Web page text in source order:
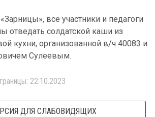
все участники и педагоги
отведать солдатской каши из
кухни, организованной в/ч 40083 и
Сулеевым.
22.10.2023
ДЛЯ СЛАБОВИДЯЩИХ